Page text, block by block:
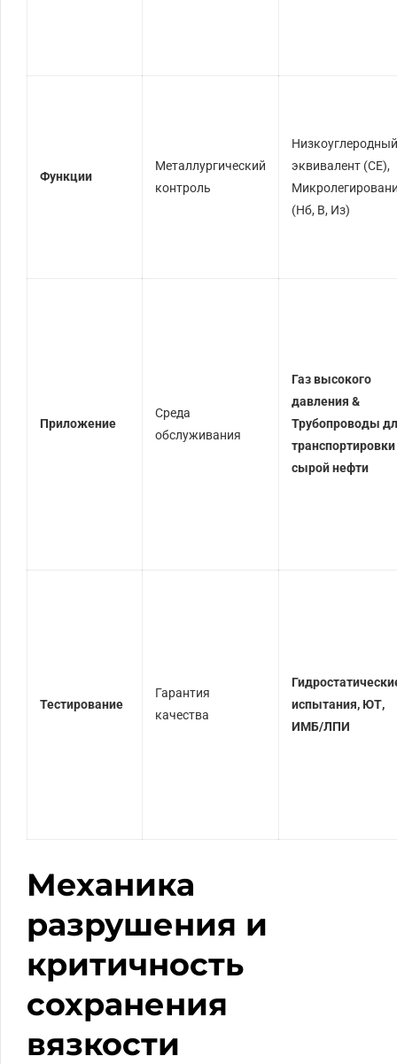
Функции
Металлургический
контроль
Низкоуглеродный
эквивалент (CE),
(Нб, В, Из)
Приложение
Среда
обслуживания
Газ высокого
давления &
Трубопроводы
транспортировки
сырой нефти
Тестирование
Гарантия
качества
испытания, ЮТ,
ИМБ/ЛПИ
Механика
разрушения и
критичность
сохранения
вязкости